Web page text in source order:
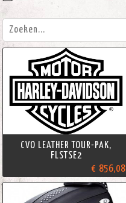
CVO LEATHER TOUR-PAK,
FLSTSE2
€ 856,08